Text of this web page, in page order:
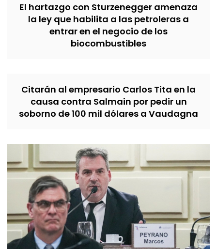
El hartazgo con Sturzenegger amenaza
la ley que habilita a las petroleras a
entrar en el negocio de los
biocombustibles
Citarán al empresario Carlos Tita en la
causa contra Salmain por pedir un
soborno de 100 mil dólares a Vaudagna